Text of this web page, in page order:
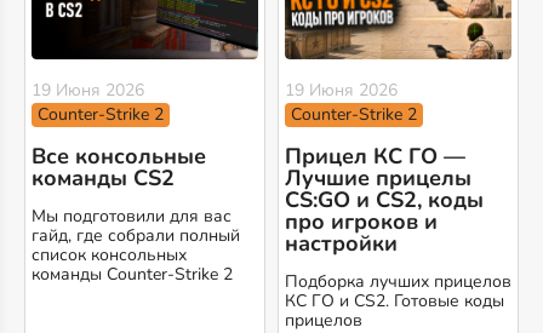
19 Июня 2026
Counter-Strike 2
Все консольные
команды CS2
Мы подготовили для вас
гайд, где собрали полный
список консольных
команды Counter-Strike 2
19 Июня 2026
Counter-Strike 2
Прицел КС ГО —
Лучшие прицелы
CS:GO и CS2, коды
про игроков и
настройки
Подборка лучших прицелов
КС ГО и CS2. Готовые коды
прицелов